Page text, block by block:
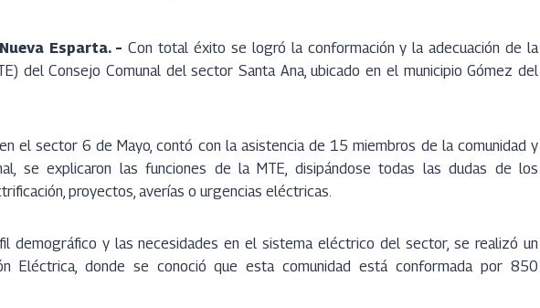
Esparta. – Con total éxito se logró la conformación y la adecuación de la
del Consejo Comunal del sector Santa Ana, ubicado en el municipio Gómez del
el sector 6 de Mayo, contó con la asistencia de 15 miembros de la comunidad y
se explicaron las funciones de la MTE, disipándose todas las dudas de los
proyectos, averías o urgencias eléctricas.
demográfico y las necesidades en el sistema eléctrico del sector, se realizó un
Eléctrica, donde se conoció que esta comunidad está conformada por 850